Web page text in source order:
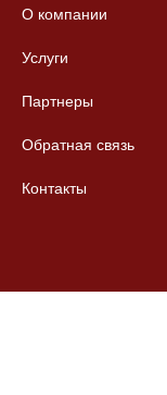
О компании
Услуги
Партнеры
Обратная связь
Контакты